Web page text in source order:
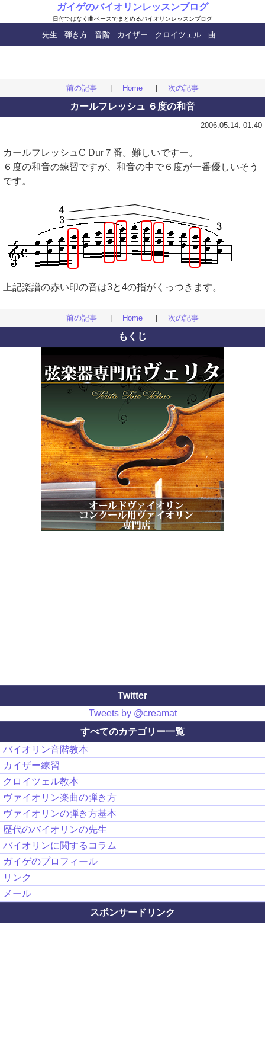
ガイゲのバイオリンレッスンブログ
日付ではなく曲ベースでまとめるバイオリンレッスンブログ
先生 弾き方 音階 カイザー クロイツェル 曲
前の記事 Home 次の記事
カールフレッシュ ６度の和音
2006.05.14. 01:40
カールフレッシュC Dur７番。難しいですー。
６度の和音の練習ですが、和音の中で６度が一番優しいそう
です。
上記楽譜の赤い印の音は3と4の指がくっつきます。
前の記事 Home 次の記事
もくじ
Twitter
Tweets by @creamat
すべてのカテゴリー一覧
バイオリン音階教本
カイザー練習
クロイツェル教本
ヴァイオリン楽曲の弾き方
ヴァイオリンの弾き方基本
歴代のバイオリンの先生
バイオリンに関するコラム
ガイゲのプロフィール
リンク
メール
スポンサードリンク